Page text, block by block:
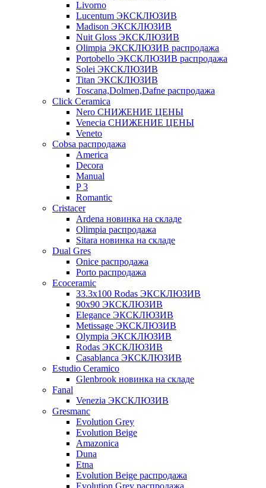
Livorno
Lucentum ЭКСКЛЮЗИВ
Madison ЭКСКЛЮЗИВ
Nuit Gloss ЭКСКЛЮЗИВ
Olimpia ЭКСКЛЮЗИВ распродажа
Portobello ЭКСКЛЮЗИВ распродажа
Solei ЭКСКЛЮЗИВ
Titan ЭКСКЛЮЗИВ
Toscana,Dolmen,Dafne распродажа
Cliсk Ceramica
Nero СНИЖЕНИЕ ЦЕНЫ
Venecia СНИЖЕНИЕ ЦЕНЫ
Veneto
Cobsa распродажа
America
Decora
Manual
P 3
Romantic
Cristacer
Ardena новинка на складе
Olimpia распродажа
Sitara новинка на складе
Dual Gres
Onice распродажа
Porto распродажа
Ecoceramic
33.3х100 Rodas ЭКСКЛЮЗИВ
90x90 ЭКСКЛЮЗИВ
Elegance ЭКСКЛЮЗИВ
Metissage ЭКСКЛЮЗИВ
Olympia ЭКСКЛЮЗИВ
Rodas ЭКСКЛЮЗИВ
Сasablanca ЭКСКЛЮЗИВ
Estudio Ceramico
Glenbrook новинка на складе
Fanal
Venezia ЭКСКЛЮЗИВ
Gresmanc
Evolution Grey
Evolution Beige
Amazonica
Duna
Etna
Evolution Beige распродажа
Evolution Grey распродажа